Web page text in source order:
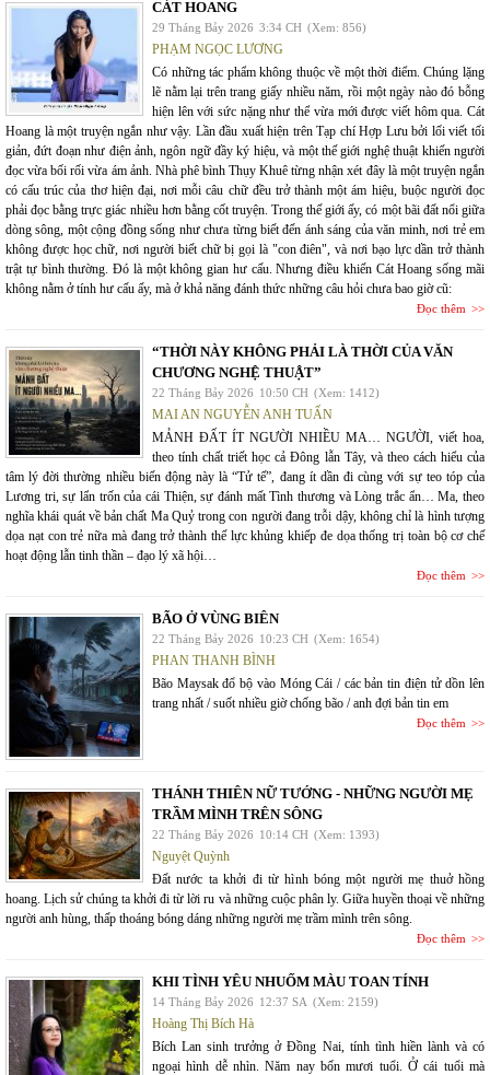
CÁT HOANG
29 Tháng Bảy 2026 3:34 CH (Xem: 856)
PHẠM NGỌC LƯƠNG
Có những tác phẩm không thuộc về một thời điểm. Chúng lặng
lẽ nằm lại trên trang giấy nhiều năm, rồi một ngày nào đó bỗng
hiện lên với sức nặng như thể vừa mới được viết hôm qua. Cát
Hoang là một truyện ngắn như vậy. Lần đầu xuất hiện trên Tạp chí Hợp Lưu bởi lối viết tối
giản, đứt đoạn như điện ảnh, ngôn ngữ đầy ký hiệu, và một thế giới nghệ thuật khiến người
đọc vừa bối rối vừa ám ảnh. Nhà phê bình Thụy Khuê từng nhận xét đây là một truyện ngắn
có cấu trúc của thơ hiện đại, nơi mỗi câu chữ đều trở thành một ám hiệu, buộc người đọc
phải đọc bằng trực giác nhiều hơn bằng cốt truyện. Trong thế giới ấy, có một bãi đất nổi giữa
dòng sông, một cộng đồng sống như chưa từng biết đến ánh sáng của văn minh, nơi trẻ em
không được học chữ, nơi người biết chữ bị gọi là "con điên", và nơi bạo lực dần trở thành
trật tự bình thường. Đó là một không gian hư cấu. Nhưng điều khiến Cát Hoang sống mãi
không nằm ở tính hư cấu ấy, mà ở khả năng đánh thức những câu hỏi chưa bao giờ cũ:
Đọc thêm
“THỜI NÀY KHÔNG PHẢI LÀ THỜI CỦA VĂN
CHƯƠNG NGHỆ THUẬT”
22 Tháng Bảy 2026 10:50 CH (Xem: 1412)
MAI AN NGUYỄN ANH TUẤN
MẢNH ĐẤT ÍT NGƯỜI NHIỀU MA… NGƯỜI, viết hoa,
theo tính chất triết học cả Đông lẫn Tây, và theo cách hiểu của
tâm lý đời thường nhiều biến động này là “Tử tế”, đang ít dần đi cùng với sự teo tóp của
Lương tri, sự lẩn trốn của cái Thiện, sự đánh mất Tình thương và Lòng trắc ẩn… Ma, theo
nghĩa khái quát về bản chất Ma Quỷ trong con người đang trỗi dậy, không chỉ là hình tượng
dọa nạt con trẻ nữa mà đang trở thành thế lực khủng khiếp đe dọa thống trị toàn bộ cơ chế
hoạt động lẫn tinh thần – đạo lý xã hội…
Đọc thêm
BÃO Ở VÙNG BIÊN
22 Tháng Bảy 2026 10:23 CH (Xem: 1654)
PHAN THANH BÌNH
Bão Maysak đổ bộ vào Móng Cái / các bản tin điện tử dồn lên
trang nhất / suốt nhiều giờ chống bão / anh đợi bản tin em
Đọc thêm
THÁNH THIÊN NỮ TƯỚNG - NHỮNG NGƯỜI MẸ
TRẦM MÌNH TRÊN SÔNG
22 Tháng Bảy 2026 10:14 CH (Xem: 1393)
Nguyệt Quỳnh
Đất nước ta khởi đi từ hình bóng một người mẹ thuở hồng
hoang. Lịch sử chúng ta khởi đi từ lời ru và những cuộc phân ly. Giữa huyền thoại về những
người anh hùng, thấp thoáng bóng dáng những người mẹ trầm mình trên sông.
Đọc thêm
KHI TÌNH YÊU NHUỐM MÀU TOAN TÍNH
14 Tháng Bảy 2026 12:37 SA (Xem: 2159)
Hoàng Thị Bích Hà
Bích Lan sinh trưởng ở Đồng Nai, tính tình hiền lành và có
ngoại hình dễ nhìn. Năm nay bốn mươi tuổi. Ở cái tuổi mà